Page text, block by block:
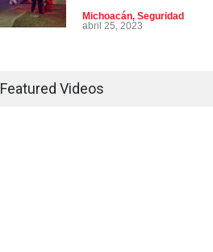
Michoacán, Seguridad
abril 25, 2023
Featured Videos